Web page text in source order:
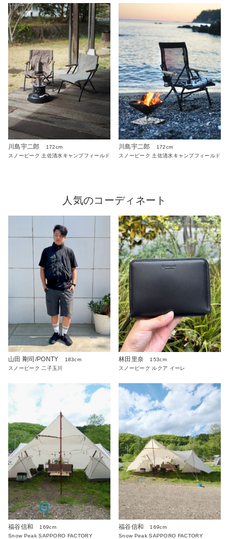
川島宇二郎
172cm
スノーピーク 土佐清水キャンプフィールド
川島宇二郎
172cm
スノーピーク 土佐清水キャンプフィールド
人気のコーディネート
山田 剛司/PONTY
183cm
スノーピーク 二子玉川
林田里奈
153cm
スノーピーク ルクア イーレ
福谷信和
169cm
Snow Peak SAPPORO FACTORY
福谷信和
169cm
Snow Peak SAPPORO FACTORY